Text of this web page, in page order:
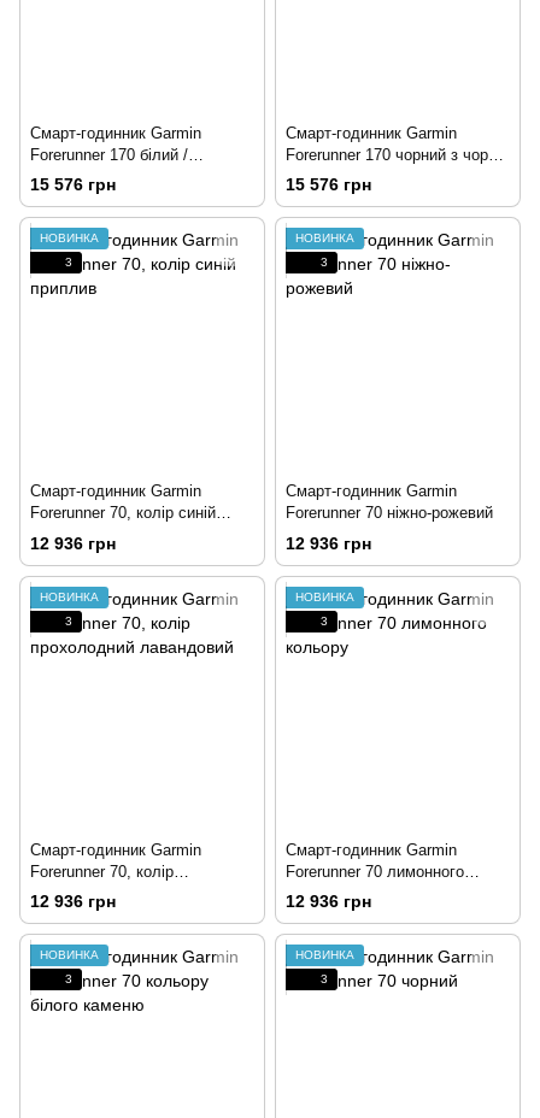
Смарт-годинник Garmin
Forerunner 170 білий /
небесно-блакитний
15 576 грн
Смарт-годинник Garmin
Forerunner 170 чорний з чорно-
жовтим ремінцем
15 576 грн
НОВИНКА
3
Смарт-годинник Garmin
Forerunner 70, колір синій
приплив
12 936 грн
НОВИНКА
3
Смарт-годинник Garmin
Forerunner 70 ніжно-рожевий
12 936 грн
НОВИНКА
3
Смарт-годинник Garmin
Forerunner 70, колір
прохолодний лавандовий
12 936 грн
НОВИНКА
3
Смарт-годинник Garmin
Forerunner 70 лимонного
кольору
12 936 грн
НОВИНКА
3
НОВИНКА
3